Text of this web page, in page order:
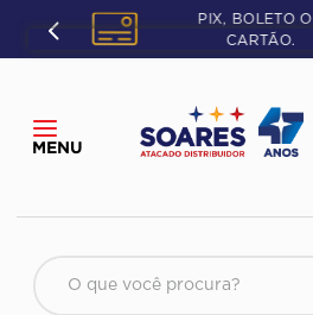
PIX, BOLETO
CARTÃO.
O que você procura?